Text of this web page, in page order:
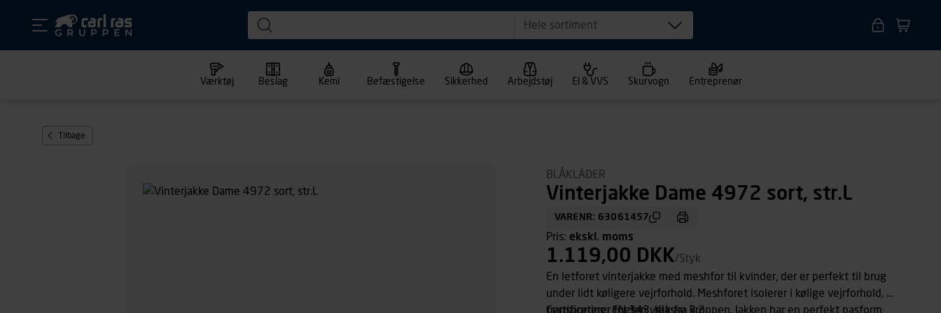
Hele sortiment
Værktøj Beslag Kemi Befæstigelse Sikkerhed Arbejdstøj El & VVS Skurvogn Entreprenør
Tilbage
BLÅKLÄDER
Vinterjakke Dame 4972 sort, str.L
VARENR: 63061457
Pris: ekskl. moms
1.119,00 DKK/Styk
En letforet vinterjakke med meshfor til kvinder, der er perfekt til brug
under lidt køligere vejrforhold. Meshforet isolerer i kølige vejrforhold, og
transporterer fugten væk fra kroppen. Jakken har en perfekt pasform
Certificering: EN 343, Klasse 3,2.